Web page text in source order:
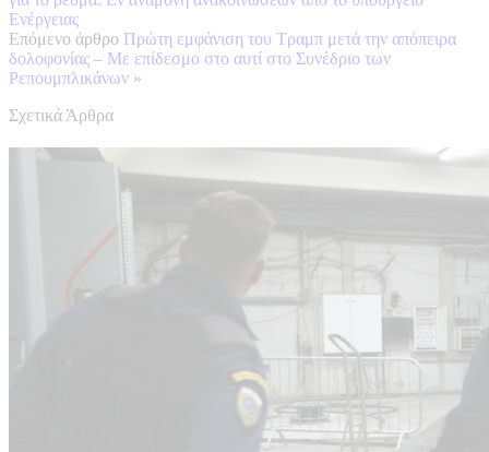
Ενέργειας
Επόμενο άρθρο Πρώτη εμφάνιση του Τραμπ μετά την απόπειρα
δολοφονίας – Με επίδεσμο στο αυτί στο Συνέδριο των
Ρεπουμπλικάνων »
Σχετικά Άρθρα